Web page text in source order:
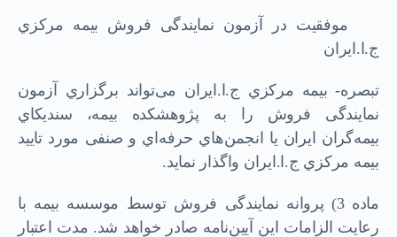
ﻣﻮﻓﻘﯿﺖ در آزﻣﻮن ﻧﻤﺎﯾﻨﺪﮔﯽ ﻓﺮوش ﺑﯿﻤﻪ ﻣﺮﮐﺰي
ج.ا.اﯾﺮان
ﺗﺒﺼﺮه- ﺑﯿﻤﻪ ﻣﺮﮐﺰي ج.ا.اﯾﺮان ﻣﯽﺗﻮاﻧﺪ ﺑﺮﮔﺰاري آزﻣﻮن
ﻧﻤﺎﯾﻨﺪﮔﯽ ﻓﺮوش را ﺑﻪ ﭘﮋوﻫﺸﮑﺪه ﺑﯿﻤﻪ، ﺳﻨﺪﯾﮑﺎي
ﺑﯿﻤﻪﮔﺮان اﯾﺮان ﯾﺎ اﻧﺠﻤﻦﻫﺎي ﺣﺮﻓﻪاي و ﺻﻨﻔﯽ ﻣﻮرد ﺗﺎﯾﯿﺪ
ﺑﯿﻤﻪ ﻣﺮﮐﺰي ج.ا.اﯾﺮان واﮔﺬار ﻧﻤﺎﯾﺪ.
ﻣﺎده 3) ﭘﺮواﻧﻪ ﻧﻤﺎﯾﻨﺪﮔﯽ ﻓﺮوش ﺗﻮﺳﻂ ﻣﻮﺳﺴﻪ ﺑﯿﻤﻪ ﺑﺎ
رﻋﺎﯾﺖ اﻟﺰاﻣﺎت اﯾﻦ آﯾﯿﻦﻧﺎﻣﻪ ﺻﺎدر ﺧﻮاﻫﺪ ﺷﺪ. ﻣﺪت اﻋﺘﺒﺎر